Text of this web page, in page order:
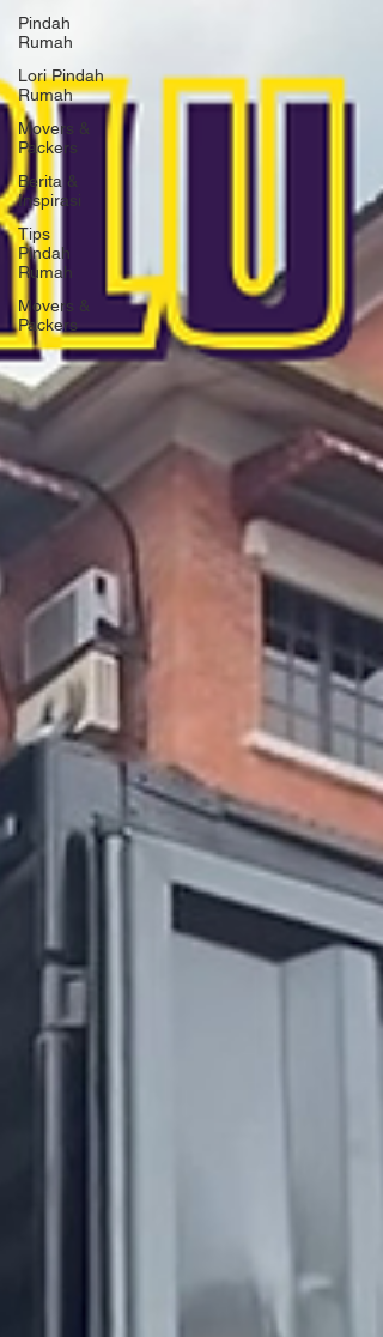
Pindah
Rumah
Lori Pindah
Rumah
Movers &
Packers
Berita &
Inspirasi
Tips
Pindah
Rumah
Movers &
Packers